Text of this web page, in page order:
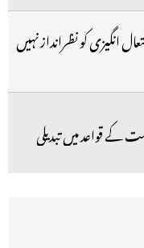
انگیزی کو نظرانداز نہیں
کے قواعد میں تبدیلی